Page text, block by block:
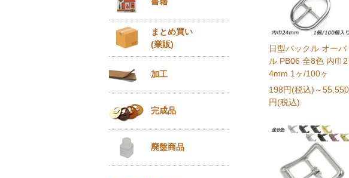
日型バックル オーバ
ル PB06 全8色 内巾2
4mm 1ヶ/100ヶ
198円(税込) ～55,550
円(税込)
まとめ買い
(業販)
加工
完成品
廃盤商品